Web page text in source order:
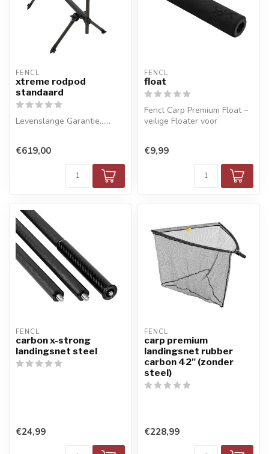
FENCL
xtreme rodpod
standaard
Levenslange Garantie......
€619,00
FENCL
float
Fencl Carp Premium Float –
veilige Floater voor
€9,99
FENCL
carbon x-strong
landingsnet steel
€24,99
FENCL
carp premium
landingsnet rubber
carbon 42" (zonder
steel)
€228,99